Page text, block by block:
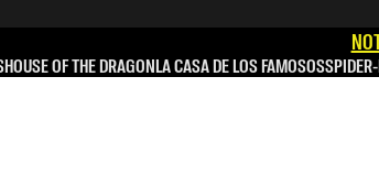
HOUSE OF THE DRAGONLA CASA DE LOS FAMOSOS